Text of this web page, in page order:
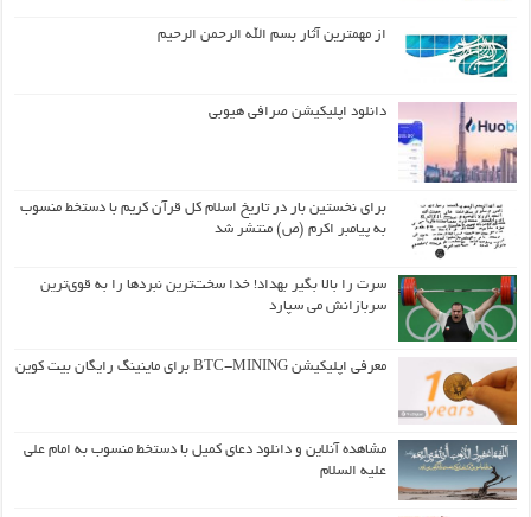
از مهمترین آثار بسم الله الرحمن الرحیم
دانلود اپلیکیشن صرافی هیوبی
برای نخستین بار در تاریخ اسلام کل قرآن کریم با دستخط منسوب
به پیامبر اکرم (ص) منتشر شد
سرت را بالا بگیر بهداد! خدا سخت‌ترین نبردها را به قوی‌ترین
سربازانش می سپارد
معرفی اپلیکیشن BTC-MINING برای ماینینگ رایگان بیت کوین
مشاهده آنلاین و دانلود دعای کمیل با دستخط منسوب به امام علی
علیه السلام